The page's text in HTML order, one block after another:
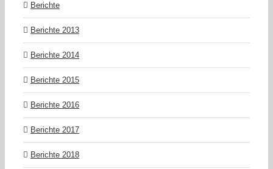
Berichte
Berichte 2013
Berichte 2014
Berichte 2015
Berichte 2016
Berichte 2017
Berichte 2018